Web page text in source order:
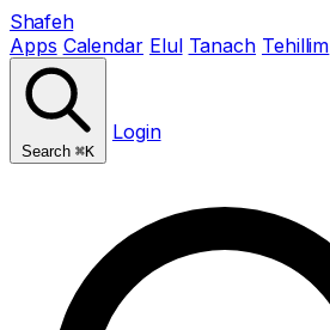
Shafeh
Apps Calendar Elul Tanach Tehillim
Search ⌘K
Login